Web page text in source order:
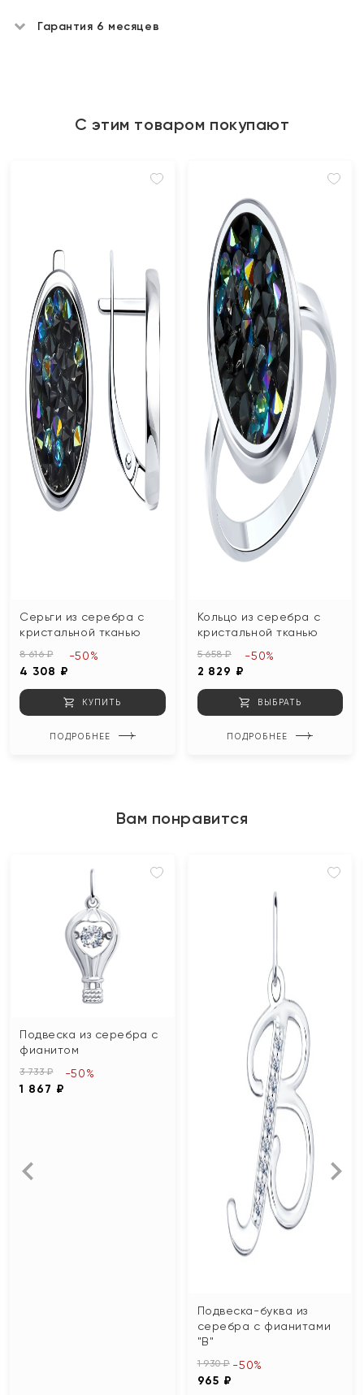
Гарантия 6 месяцев
С этим товаром покупают
Серьги из серебра с
кристальной тканью
8 616 ₽
4 308 ₽
-50%
КУПИТЬ
ПОДРОБНЕЕ
Кольцо из серебра с
кристальной тканью
5 658 ₽
2 829 ₽
-50%
ВЫБРАТЬ
ПОДРОБНЕЕ
Вам понравится
Подвеска из серебра с
фианитом
3 733 ₽
1 867 ₽
-50%
Подвеска-буква из
серебра с фианитами
"В"
1 930 ₽
965 ₽
-50%